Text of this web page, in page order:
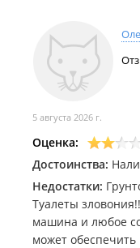
5 августа 2026 г.
Оценка:
Достоинства:
Недостатки:
Туалеты
машина и любое
может